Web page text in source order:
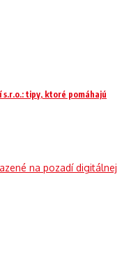
tipy, ktoré pomáhajú